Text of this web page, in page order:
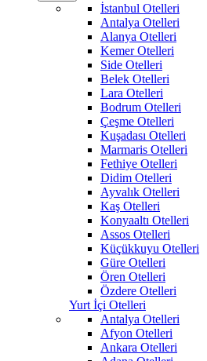
İstanbul Otelleri
Antalya Otelleri
Alanya Otelleri
Kemer Otelleri
Side Otelleri
Belek Otelleri
Lara Otelleri
Bodrum Otelleri
Çeşme Otelleri
Kuşadası Otelleri
Marmaris Otelleri
Fethiye Otelleri
Didim Otelleri
Ayvalık Otelleri
Kaş Otelleri
Konyaaltı Otelleri
Assos Otelleri
Küçükkuyu Otelleri
Güre Otelleri
Ören Otelleri
Özdere Otelleri
Yurt İçi Otelleri
Antalya Otelleri
Afyon Otelleri
Ankara Otelleri